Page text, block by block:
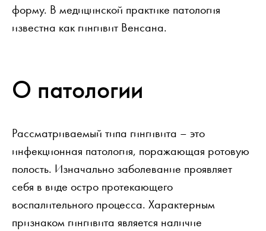
форму. В медицинской практике патология
известна как гингивит Венсана.
О патологии
Рассматриваемый типа гингивита – это
инфекционная патология, поражающая ротовую
полость. Изначально заболевание проявляет
себя в виде остро протекающего
воспалительного процесса. Характерным
признаком гингивита является наличие